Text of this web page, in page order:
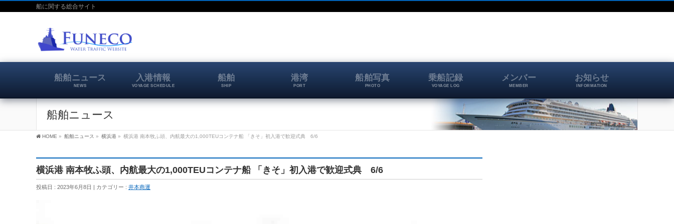
船に関する総合サイト
船舶ニュース
NEWS
入港情報
VOYAGE SCHEDULE
船舶
SHIP
港湾
PORT
船舶写真
PHOTO
乗船記録
VOYAGE LOG
メンバー
MEMBER
お知らせ
INFORMATION
船舶ニュース
HOME » 船舶ニュース » 横浜港 » 横浜港 南本牧ふ頭、内航最大の1,000TEUコンテナ船 「きそ」初入港で歓迎式典 6/6
横浜港 南本牧ふ頭、内航最大の1,000TEUコンテナ船 「きそ」初入港で歓迎式典 6/6
投稿日 : 2023年6月8日 カテゴリー : 井本商運